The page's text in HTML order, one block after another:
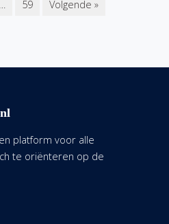
… 59 Volgende »
platform voor alle
te oriënteren op de